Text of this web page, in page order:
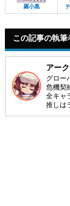
羅小黒
この記事の執筆
アー
グロー
危機契
全キャ
推しは